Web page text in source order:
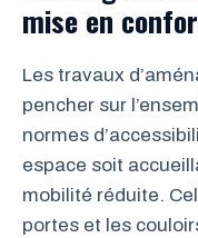
mise en
Les travaux
pencher sur
normes
espace soit
mobilité réduite.
portes et les